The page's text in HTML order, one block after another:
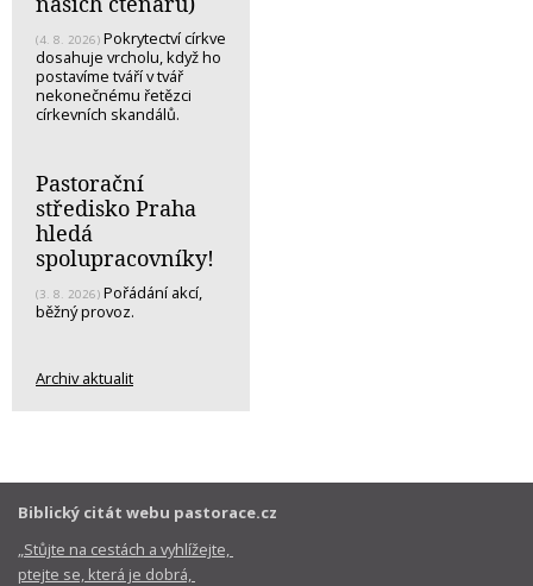
(4. 8. 2026) Pokrytectví církve
dosahuje vrcholu, když ho
postavíme tváří v tvář
nekonečnému řetězci
církevních skandálů.
Pastorační
středisko Praha
hledá
spolupracovníky!
(3. 8. 2026) Pořádání akcí,
běžný provoz.
Archiv aktualit
Biblický citát webu pastorace.cz
„Stůjte na cestách a vyhlížejte,
ptejte se, která je dobrá,